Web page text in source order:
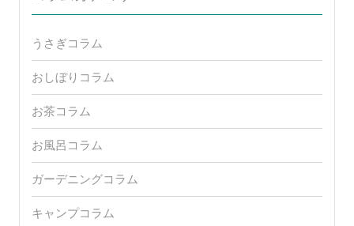
うさぎコラム
おしぼりコラム
お茶コラム
お風呂コラム
ガーデニングコラム
キャンプコラム